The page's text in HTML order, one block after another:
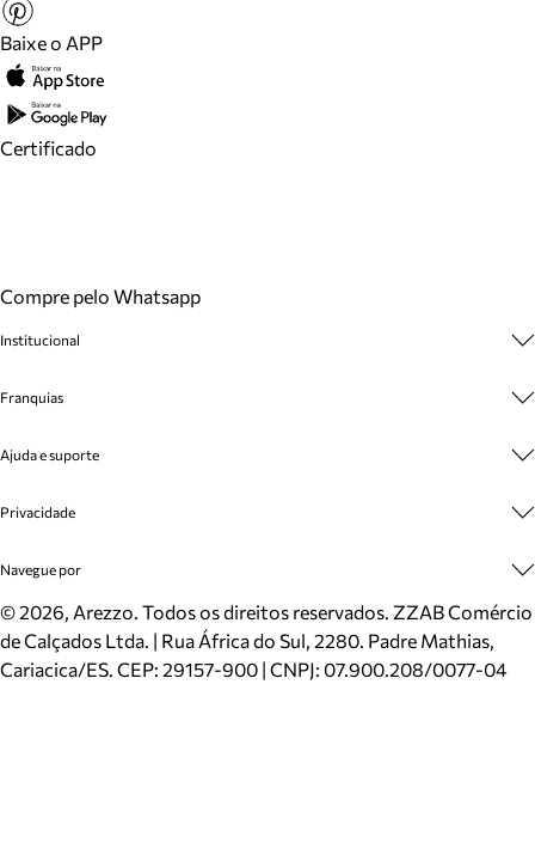
Baixe o APP
Certificado
Compre pelo Whatsapp
Institucional
Cashback
Venda Corporativa
Mapa do Site
Inverno
Mundo Arezzo
Franquias
Plano de Negócio
Ajuda e suporte
Cadastro
Meus Pedidos
Trocas e Devoluções
Cartão Presente
Localizador de lojas
Privacidade
Politica e Privacidade
Navegue por
Sapatos
Bolsas
Scarpins
©2026, Arezzo. Todos os direitos reservados. ZZAB Comércio
de Calçados Ltda. | Rua África do Sul, 2280. Padre Mathias,
Cariacica/ES. CEP: 29157-900 | CNPJ: 07.900.208/0077-04